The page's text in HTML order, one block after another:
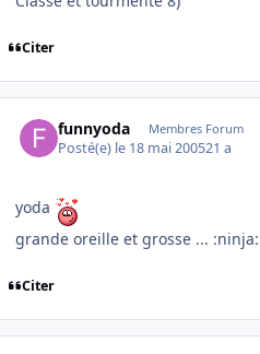
Citer
funnyoda Membres Forum
Posté(e) le 18 mai 200521 a
yoda
grande oreille et grosse ... :ninja:
Citer